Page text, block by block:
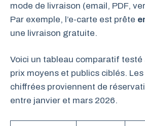
mode de livraison (email, PDF,
Par exemple, l’e-carte est prête
une livraison gratuite.
Voici un tableau comparatif testé
prix moyens et publics ciblés.
chiffrées proviennent de
entre janvier et mars 2026.